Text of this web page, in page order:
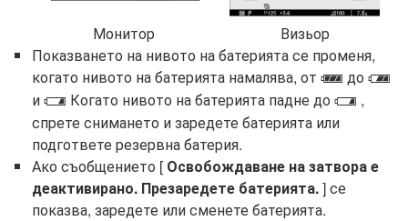
Монитор
Визьор
Показването на нивото на батерията се променя,
когато нивото на батерията намалява, от L до K
и H Когато нивото на батерията падне до H ,
спрете снимането и заредете батерията или
подгответе резервна батерия.
Ако съобщението [ Освобождаване на затвора е
деактивирано. Презаредете батерията.] се
показва, заредете или сменете батерията.